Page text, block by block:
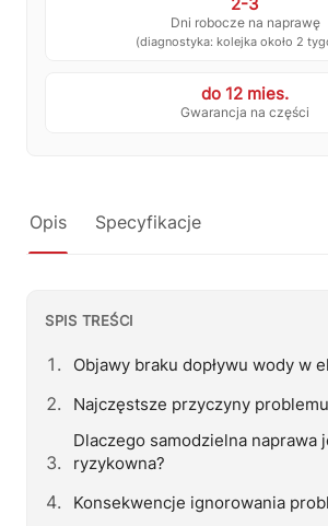
Dni robocze na naprawę
(diagnostyka: kolejka około 2
do 12 mies.
Gwarancja na części
Opis Specyfikacje
SPIS TREŚCI
Objawy braku dopływu wody w
Najczęstsze przyczyny problemu
Dlaczego samodzielna naprawa
ryzykowna?
Konsekwencje ignorowania
Reklamacja naprawy 📦